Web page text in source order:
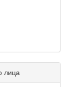
лица